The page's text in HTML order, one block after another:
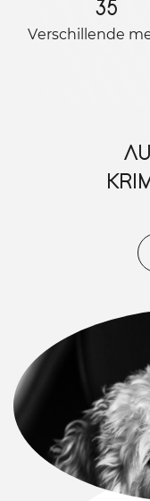
35
Verschillende